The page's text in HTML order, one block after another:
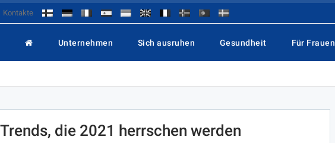
Kontakte
Unternehmen Sich ausruhen Gesundheit Für Frauen
die 2021 herrschen werden